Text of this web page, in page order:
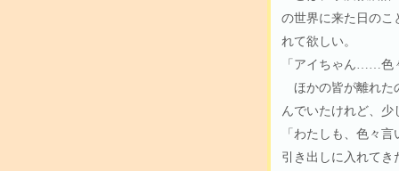
の世界に来た日のこ
れて欲しい。
「アイちゃん……色
ほかの皆が離れた
んでいたけれど、
「わたしも、色々
引き出しに入れて